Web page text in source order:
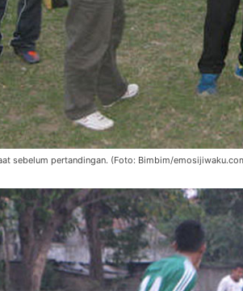
sebelum pertandingan. (Foto: Bimbim/